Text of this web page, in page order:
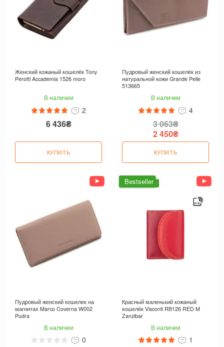
Женский кожаный кошелёк Tony
Perotti Accademia 1526 moro
В наличии
2
6 436₴
КУПИТЬ
Пудровый женский кошелёк из
натуральной кожи Grande Pelle
513665
В наличии
4
3 063₴
2 450₴
КУПИТЬ
Пудровый женский кошелек на
магнитах Marco Coverna W002
Pudra
В наличии
0
Bestseller
Красный маленький кожаный
кошелёк Visconti RB126 RED M
Zanzibar
В наличии
1